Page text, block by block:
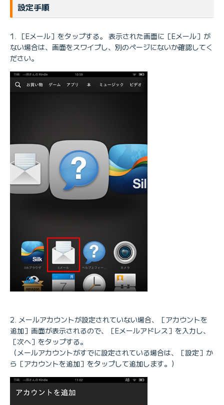
設定手順
［Eメール］をタップする。 表示された画面に［Eメール］が
ない場合は、画面をスワイプし、別のページにないか確認してく
ださい。
メールアカウントが設定されていない場合、［アカウントを
追加］画面が表示されるので、［Eメールアドレス］を入力し、
［次へ］をタップする。
（メールアカウントがすでに設定されている場合は、［設定］か
ら［アカウントを追加］をタップして追加します。）